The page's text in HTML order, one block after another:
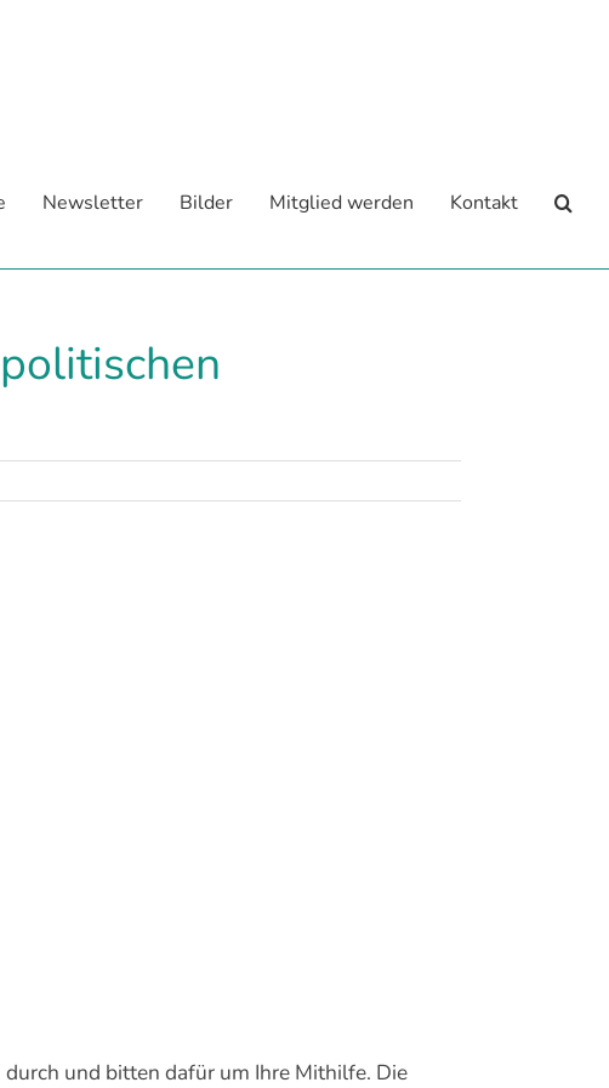
Newsletter Bilder Mitglied werden Kontakt
und bitten dafür um Ihre Mithilfe. Die